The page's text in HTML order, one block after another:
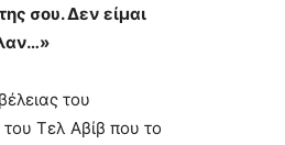
σου. Δεν είμαι
του
Τελ Αβίβ που το